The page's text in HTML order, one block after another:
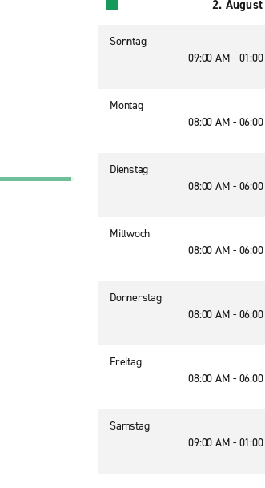
2.
Sonntag
09:00 AM -
Montag
08:00 AM -
Dienstag
08:00 AM -
Mittwoch
08:00 AM -
Donnerstag
08:00 AM -
Freitag
08:00 AM -
Samstag
09:00 AM -